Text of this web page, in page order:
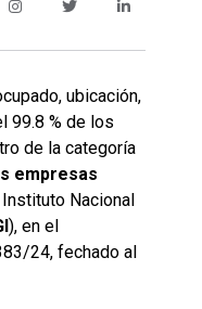
ubicación,
99.8 % de los
de la categoría
empresas
Nacional
), en el
24, fechado al